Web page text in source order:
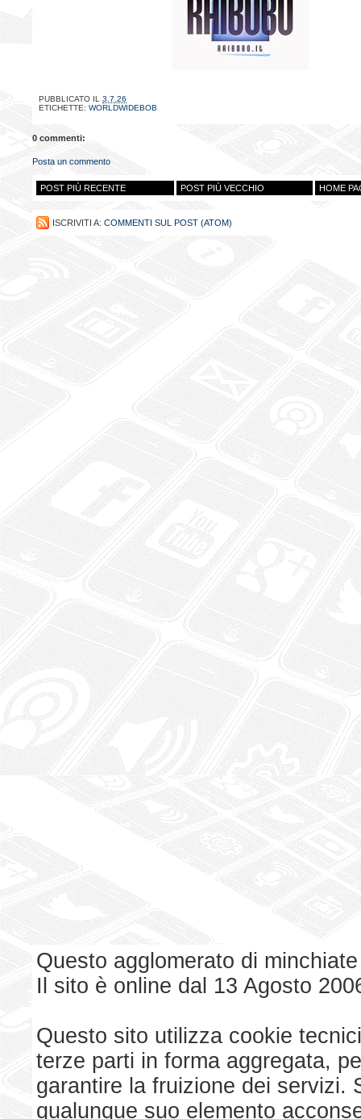
PUBBLICATO IL 3.7.26
ETICHETTE: WORLDWIDEBOB
0 commenti:
Posta un commento
POST PIÙ RECENTE POST PIÙ VECCHIO HOME
ISCRIVITI A: COMMENTI SUL POST (ATOM)
Questo agglomerato di
Il sito è online dal 13 Agosto
Questo sito utilizza cookie
terze parti in forma aggregata,
garantire la fruizione dei servizi.
qualunque suo elemento